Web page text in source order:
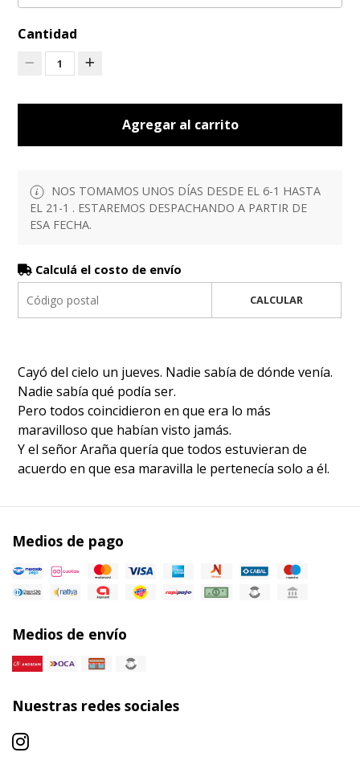
Cantidad
1
Agregar al carrito
NOS TOMAMOS UNOS DÍAS DESDE EL 6-1 HASTA
EL 21-1 . ESTAREMOS DESPACHANDO A PARTIR DE
ESA FECHA.
Calculá el costo de envío
CALCULAR
Cayó del cielo un jueves. Nadie sabía de dónde venía.
Nadie sabía qué podía ser.
Pero todos coincidieron en que era lo más
maravilloso que habían visto jamás.
Y el señor Araña quería que todos estuvieran de
acuerdo en que esa maravilla le pertenecía solo a él.
Medios de pago
Medios de envío
Nuestras redes sociales